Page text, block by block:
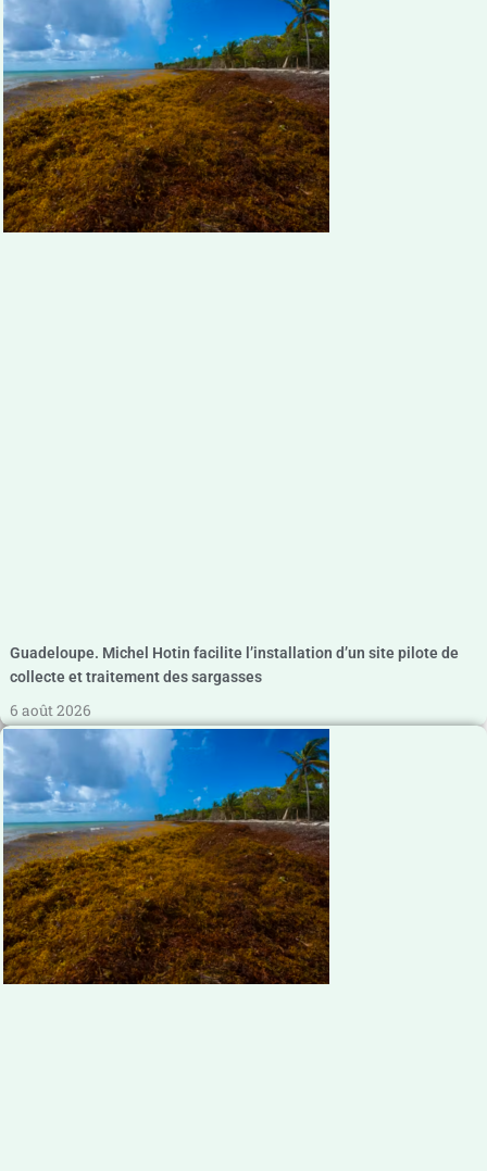
Guadeloupe. Michel Hotin facilite l’installation d’un site pilote de
collecte et traitement des sargasses
6 août 2026